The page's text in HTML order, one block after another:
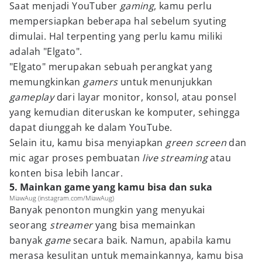
Saat menjadi YouTuber gaming, kamu perlu
mempersiapkan beberapa hal sebelum syuting
dimulai. Hal terpenting yang perlu kamu miliki
adalah "Elgato".
"Elgato" merupakan sebuah perangkat yang
memungkinkan gamersuntuk menunjukkan
gameplaydari layar monitor, konsol, atau ponsel
yang kemudian diteruskan ke komputer, sehingga
dapat diunggah ke dalam YouTube.
Selain itu, kamu bisa menyiapkan green screen dan
mic agar proses pembuatan live streamingatau
konten bisa lebih lancar.
5. Mainkan game yang kamu bisa dan suka
MiawAug (instagram.com/MiawAug)
Banyak penonton mungkin yang menyukai
seorang streameryang bisa memainkan
banyak gamesecara baik. Namun, apabila kamu
merasa kesulitan untuk memainkannya, kamu bisa